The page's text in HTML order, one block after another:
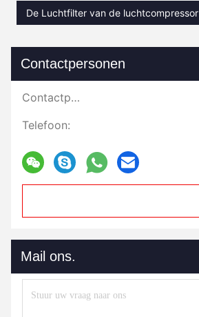
De Luchtfilter van de luchtcompressor
Contactpersonen
Contactpersonen:
Telefoon:
Mail ons.